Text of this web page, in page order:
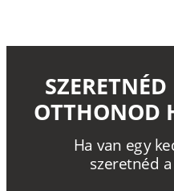
Ha van egy ke
szeretnéd a
OTTHONOD